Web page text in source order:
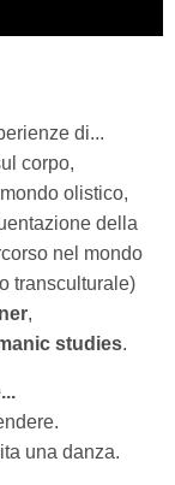
di...
corpo,
olistico,
della
nel mondo
transculturale)
,
studies.
una danza.